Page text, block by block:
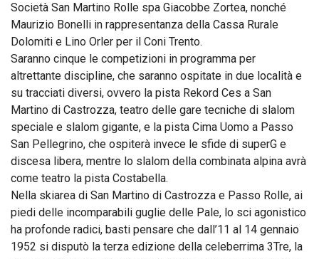
Società San Martino Rolle spa Giacobbe Zortea, nonché
Maurizio Bonelli in rappresentanza della Cassa Rurale
Dolomiti e Lino Orler per il Coni Trento.
Saranno cinque le competizioni in programma per
altrettante discipline, che saranno ospitate in due località e
su tracciati diversi, ovvero la pista Rekord Ces a San
Martino di Castrozza, teatro delle gare tecniche di slalom
speciale e slalom gigante, e la pista Cima Uomo a Passo
San Pellegrino, che ospiterà invece le sfide di superG e
discesa libera, mentre lo slalom della combinata alpina avrà
come teatro la pista Costabella.
Nella skiarea di San Martino di Castrozza e Passo Rolle, ai
piedi delle incomparabili guglie delle Pale, lo sci agonistico
ha profonde radici, basti pensare che dall’11 al 14 gennaio
1952 si disputò la terza edizione della celeberrima 3Tre, la